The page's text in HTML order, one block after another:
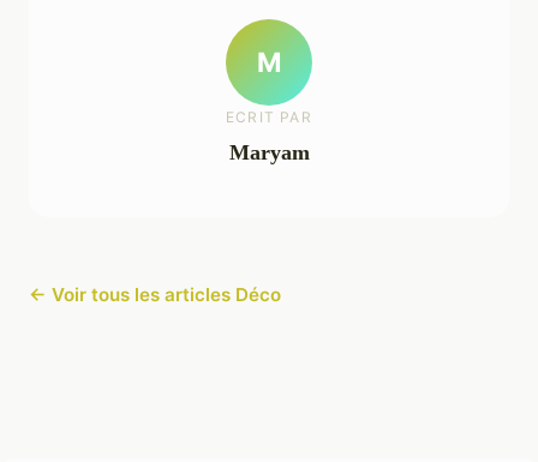
M
ECRIT PAR
Maryam
← Voir tous les articles Déco